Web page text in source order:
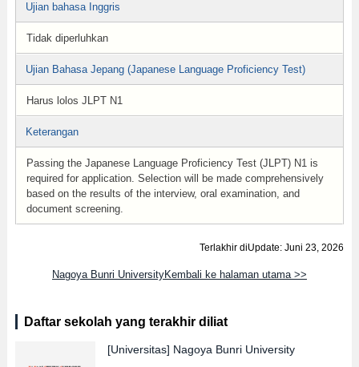
Ujian bahasa Inggris
Tidak diperluhkan
Ujian Bahasa Jepang (Japanese Language Proficiency Test)
Harus lolos JLPT N1
Keterangan
Passing the Japanese Language Proficiency Test (JLPT) N1 is
required for application. Selection will be made comprehensively
based on the results of the interview, oral examination, and
document screening.
Terlakhir diUpdate: Juni 23, 2026
Nagoya Bunri UniversityKembali ke halaman utama >>
Daftar sekolah yang terakhir diliat
[Universitas] Nagoya Bunri University